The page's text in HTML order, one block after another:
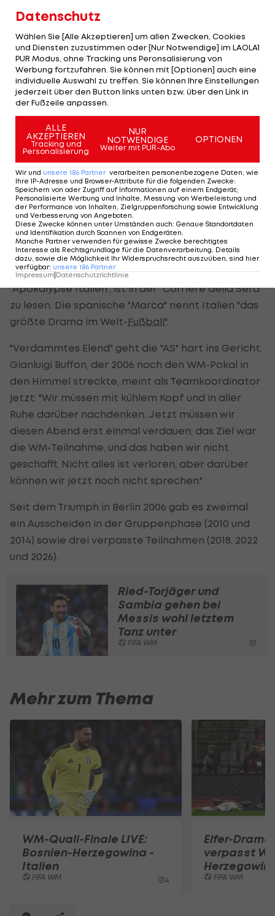
man sich mit einem Mann weniger zur Wehr, Ex-
ausgleichen. In der Verlängerung hielt man in
Unterzahl das Ergebnis.
"Die Jungs hätten diese Niederlage angesichts
ihrer Leistung, ihres Einsatzes und ihrer
Leidenschaft nicht verdient. Wir hatten drei
Großchancen, das tut weh, aber so istFußball
bin stolz auf meine Jungs. Es schmerzt, denn diese
Weltmeisterschaft hätte uns, unseren Familien,
ganz Italien und unserem Sport gutgetan",
reagiert Gattuso.
Medien zerreißen Italien
So bleibt nur eine Schmach für die Italiener.
"Apokalypse Italien", ist in der "Corriere della Sera"
zu lesen. Die spanische "Marca" nennt Italien "das
größte Drama im Welt-Fußball".
"Verdammtes Elend" geht die "AS" hart ins Gericht.
Gianluigi Buffon, der 2006 noch den WM-Pokal in
den Himmel streckte, meint als Teamkoordinator
jetzt: "Wir müssen mit kühlem Kopf und in aller
Ruhe darüber nachdenken. Jetzt müssen wir
diesen Abend erst einmal verdauen; das Ziel war
die WM-Teilnahme, und das haben wir nicht
geschafft. Nicht alles ist verloren, aber darüber
können wir jetzt noch nicht sprechen."
Seit dem Triumph in Berlin 2006 gab es zweimal
ein Ausscheiden in der Gruppenphase (2010 und
2014) sowie drei verpasste Teilnahmen (2018, 2022
und 2026).
Ried-Torjäger und
Sambia gehen bei
Messis wohl letztem
Tanz unter
FIFA WM
Mehr zum Thema
WM-Quali-Finale LIVE:
Bosnien-Herzegowina -
Italien
FIFA WM 4
Elfer-
verpasst
FIFA WM
Datenschutz
Wählen Sie [Alle Akzeptieren] um allen Zwecken, Cookies
und Diensten zuzustimmen oder [Nur Notwendige] im LAOLA1
PUR Modus, ohne Tracking uns Peronsalisierung von
Werbung fortzufahren. Sie können mit [Optionen] auch eine
individuelle Auswahl zu treffen. Sie können Ihre Einstellungen
jederzeit über den Button links unten bzw. über den Link in
der Fußzeile anpassen.
ALLE
AKZEPTIEREN
Tracking und
Personalisierung
NUR
NOTWENDIGE
Weiter mit PUR-Abo
OPTIONEN
Wir und unsere 186 Partner verarbeiten personenbezogene Daten, wie
Ihre IP-Adresse und Browser-Attribute für die folgenden Zwecke:
Speichern von oder Zugriff auf Informationen auf einem Endgerät;
Personalisierte Werbung und Inhalte, Messung von Werbeleistung und
der Performance von Inhalten, Zielgruppenforschung sowie Entwicklung
und Verbesserung von Angeboten
Diese Zwecke können unter Umständen auch: Genaue Standortdaten
und Identifikation durch Scannen von Endgeräten
Manche Partner verwenden für gewisse Zwecke berechtigtes
Interesse als Rechtsgrundlage für die Datenverarbeitung. Details
dazu, sowie die Möglichkeit Ihr Widerspruchsrecht auszuüben, sind hier
verfügbar: unsere 186 Partner
Impressum|Datenschutzrichtlinie